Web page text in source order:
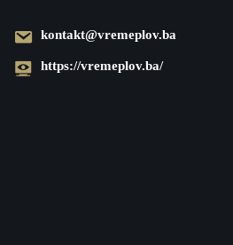
kontakt@vremeplov.ba
https://vremeplov.ba/